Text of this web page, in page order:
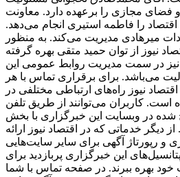
مجازی را برعهده دارد. معاونت
را فاطمه استیری انجام می‌دهد.
میرهادی مدیریت می‌کند. به منظور
نیوز از توان حمید متقی بهره گرفته
در سمت مدیریت روابط عمومی این
می‌باشد. برای برقراری تماس با هر
نیوز راه‌های ارتباطی مختلفی در
است. کاربران می‌توانند از طریق تلفن
شده در وبسایت این خبرگزاری با بخش
دیگر خدماتی که در اقتصاد نیوز ارائه
و رپورتاژ آگهی برای سایر سایت‌هایی
این خبرگزاری پربازدید برای
بهره ببرند. در صفحه تماس با شما